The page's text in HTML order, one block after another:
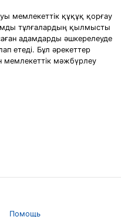
мемлекеттік құқұқ қорғау
тұлғалардың қылмысты
адамдарды әшкерелеуде
етеді. Бұл әрекеттер
мемлекеттік мәжбүрлеу
Помощь